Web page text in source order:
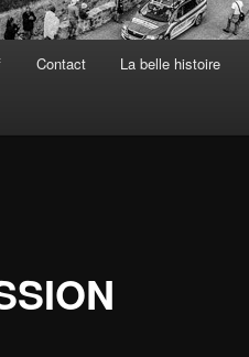
Contact La belle histoire